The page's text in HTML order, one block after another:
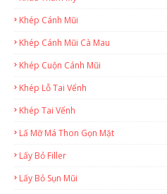
Khép Cánh Mũi
Khép Cánh Mũi Cà Mau
Khép Cuộn Cánh Mũi
Khép Lỗ Tai Vểnh
Khép Tai Vểnh
Lấ Mỡ Má Thon Gọn Mặt
Lấy Bỏ Filler
Lấy Bỏ Sụn Mũi